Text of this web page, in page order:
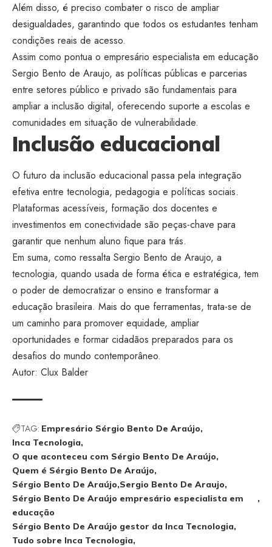
Além disso, é preciso combater o risco de ampliar
desigualdades, garantindo que todos os estudantes tenham
condições reais de acesso.
Assim como pontua o empresário especialista em educação
Sergio Bento de Araujo, as políticas públicas e parcerias
entre setores público e privado são fundamentais para
ampliar a inclusão digital, oferecendo suporte a escolas e
comunidades em situação de vulnerabilidade.
Inclusão educacional
O futuro da inclusão educacional passa pela integração
efetiva entre tecnologia, pedagogia e políticas sociais.
Plataformas acessíveis, formação dos docentes e
investimentos em conectividade são peças-chave para
garantir que nenhum aluno fique para trás.
Em suma, como ressalta Sergio Bento de Araujo, a
tecnologia, quando usada de forma ética e estratégica, tem
o poder de democratizar o ensino e transformar a
educação brasileira. Mais do que ferramentas, trata-se de
um caminho para promover equidade, ampliar
oportunidades e formar cidadãos preparados para os
desafios do mundo contemporâneo.
Autor: Clux Balder
TAG: Empresário Sérgio Bento De Araújo
Inca Tecnologia
O que aconteceu com Sérgio Bento De Araújo
Quem é Sérgio Bento De Araújo
Sérgio Bento De Araújo Sergio Bento De Araujo
Sérgio Bento De Araújo empresário especialista em
educação
Sérgio Bento De Araújo gestor da Inca Tecnologia
Tudo sobre Inca Tecnologia